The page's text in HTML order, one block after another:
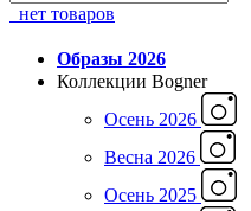
нет товаров
Образы 2026
Коллекции Bogner
Осень 2026
Весна 2026
Осень 2025